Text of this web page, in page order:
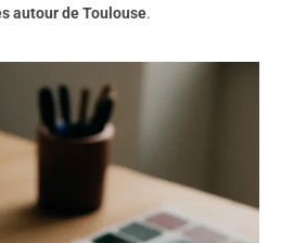
autour de Toulouse.